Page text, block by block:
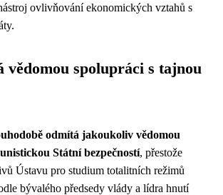
ovlivňování ekonomických vztahů s
vědomou spolupráci s tajnou
odmítá jakoukoliv vědomou
Státní bezpečností, přestože
Ústavu pro studium totalitních režimů
bývalého předsedy vlády a lídra hnutí